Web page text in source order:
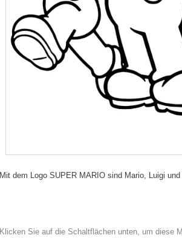
Mit dem Logo SUPER MARIO sind Mario, Luigi und
Klicken Sie auf die Schaltflächen unten, um diese